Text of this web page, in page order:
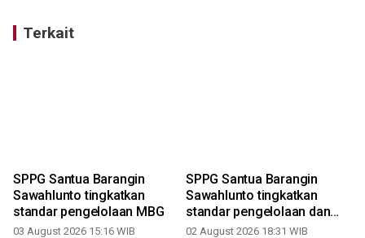
Terkait
SPPG Santua Barangin
Sawahlunto tingkatkan
standar pengelolaan MBG
03 August 2026 15:16 WIB
SPPG Santua Barangin
Sawahlunto tingkatkan
standar pengelolaan dan
pelayanan MBG
02 August 2026 18:31 WIB